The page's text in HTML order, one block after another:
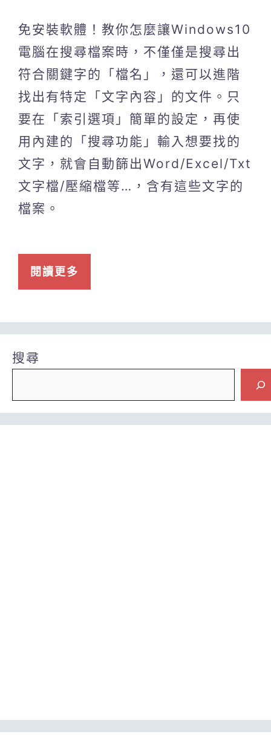
免安裝軟體！教你怎麼讓Windows10
電腦在搜尋檔案時，不僅僅是搜尋出
符合關鍵字的「檔名」，還可以進階
找出有特定「文字內容」的文件。只
要在「索引選項」簡單的設定，再使
用內建的「搜尋功能」輸入想要找的
文字，就會自動篩出Word/Excel/Txt
文字檔/壓縮檔等…，含有這些文字的
檔案。
閱讀更多
搜尋